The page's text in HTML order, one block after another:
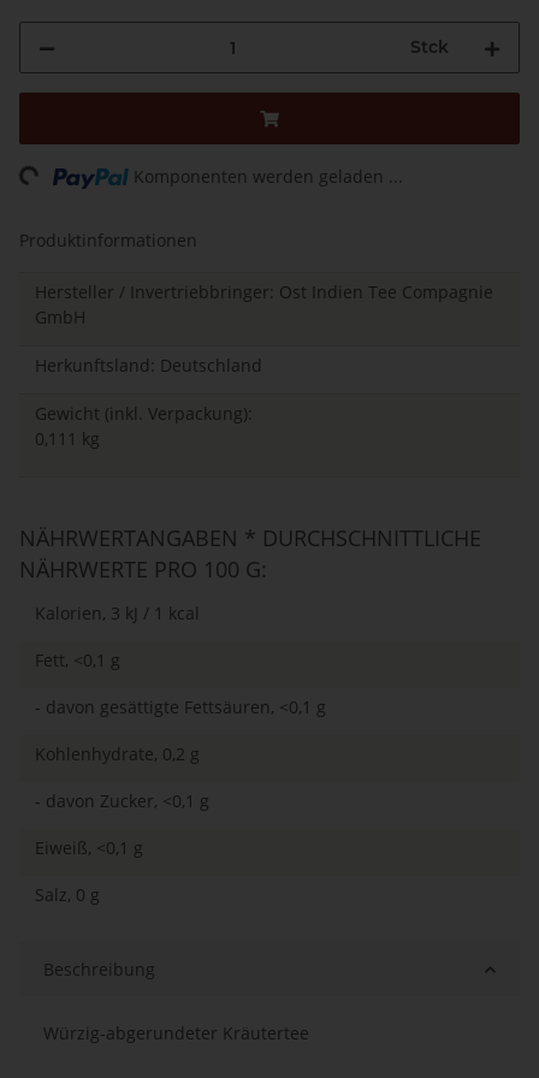
Stck
Komponenten werden geladen ...
Produktinformationen
Hersteller / Invertriebbringer: Ost Indien Tee Compagnie
GmbH
Herkunftsland: Deutschland
Gewicht (inkl. Verpackung):
0,111 kg
NÄHRWERTANGABEN * DURCHSCHNITTLICHE
NÄHRWERTE PRO 100 G:
Kalorien, 3 kJ / 1 kcal
Fett, <0,1 g
- davon gesättigte Fettsäuren, <0,1 g
Kohlenhydrate, 0,2 g
- davon Zucker, <0,1 g
Eiweiß, <0,1 g
Salz, 0 g
Beschreibung
Würzig-abgerundeter Kräutertee